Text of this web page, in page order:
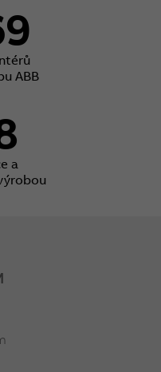
ABB
a